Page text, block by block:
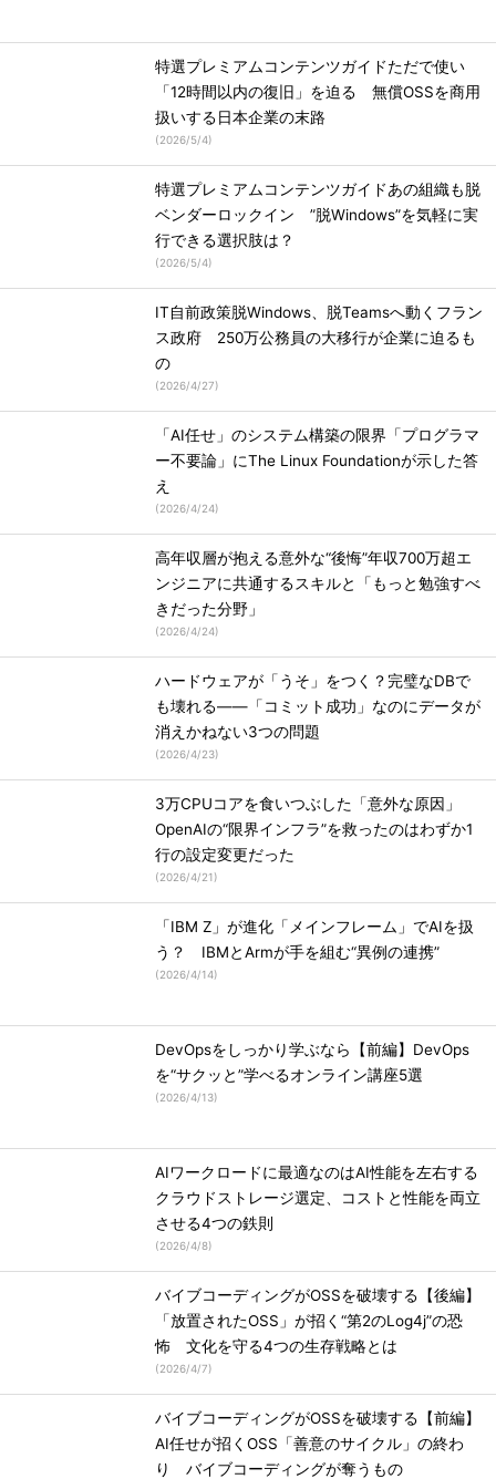
特選プレミアムコンテンツガイドただで使い
「12時間以内の復旧」を迫る 無償OSSを商用
扱いする日本企業の末路
(2026/5/4)
特選プレミアムコンテンツガイドあの組織も脱
ベンダーロックイン ”脱Windows”を気軽に実
行できる選択肢は？
(2026/5/4)
IT自前政策脱Windows、脱Teamsへ動くフラン
ス政府 250万公務員の大移行が企業に迫るも
の
(2026/4/27)
「AI任せ」のシステム構築の限界「プログラマ
ー不要論」にThe Linux Foundationが示した答
え
(2026/4/24)
高年収層が抱える意外な“後悔”年収700万超エ
ンジニアに共通するスキルと「もっと勉強すべ
きだった分野」
(2026/4/24)
ハードウェアが「うそ」をつく？完璧なDBで
も壊れる――「コミット成功」なのにデータが
消えかねない3つの問題
(2026/4/23)
3万CPUコアを食いつぶした「意外な原因」
OpenAIの“限界インフラ”を救ったのはわずか1
行の設定変更だった
(2026/4/21)
「IBM Z」が進化「メインフレーム」でAIを扱
う？ IBMとArmが手を組む“異例の連携”
(2026/4/14)
DevOpsをしっかり学ぶなら【前編】DevOps
を“サクッと”学べるオンライン講座5選
(2026/4/13)
AIワークロードに最適なのはAI性能を左右する
クラウドストレージ選定、コストと性能を両立
させる4つの鉄則
(2026/4/8)
バイブコーディングがOSSを破壊する【後編】
「放置されたOSS」が招く“第2のLog4j”の恐
怖 文化を守る4つの生存戦略とは
(2026/4/7)
バイブコーディングがOSSを破壊する【前編】
AI任せが招くOSS「善意のサイクル」の終わ
り バイブコーディングが奪うもの